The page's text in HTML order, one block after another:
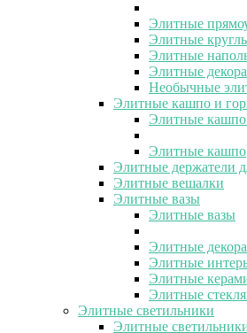
Элитные
Элитные
Элитные
Элитные
Необычные
Элитные кашпо и
Элитные кашпо
Элитные кашпо
Элитные держатели
Элитные вешалки
Элитные вазы
Элитные вазы
Элитные
Элитные
Элитные
Элитные
Элитные светильники
Элитные